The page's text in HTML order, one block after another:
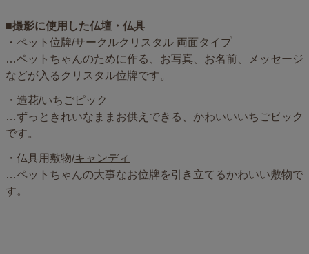
■撮影に使用した仏壇・仏具
・ペット位牌/サークルクリスタル 両面タイプ
…ペットちゃんのために作る、お写真、お名前、メッセージ
などが入るクリスタル位牌です。
・造花/いちごピック
…ずっときれいなままお供えできる、かわいいいちごピック
です。
・仏具用敷物/キャンディ
…ペットちゃんの大事なお位牌を引き立てるかわいい敷物で
す。